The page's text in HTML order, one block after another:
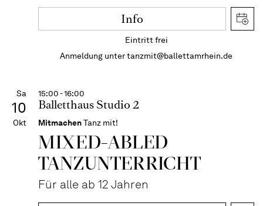
Info
Eintritt frei
Anmeldung untertanzmit@ballettamrhein.de
Sa
10
Okt
15:00 - 16:00
Balletthaus Studio 2
MitmachenTanz mit!
MIXED-­ABLED
TANZ­UNTER­RICHT
Für alle ab 12 Jahren